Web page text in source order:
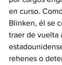
en curso.
Blinken, él se
traer de vuelta
rehenes o